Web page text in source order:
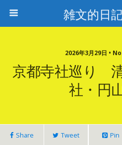
雑文的日
2026年3月29日 •
京都寺社巡り
社・円
Share Tweet Pin